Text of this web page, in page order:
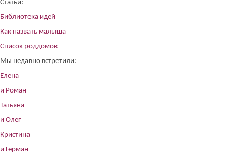
Статьи:
Библиотека идей
Как назвать малыша
Список роддомов
Мы недавно встретили:
Елена
и Роман
Татьяна
и Олег
Кристина
и Герман